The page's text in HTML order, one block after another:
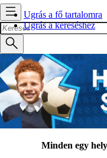
Ugrás a fő tartalomra
Ugrás a kereséshez
Minden egy